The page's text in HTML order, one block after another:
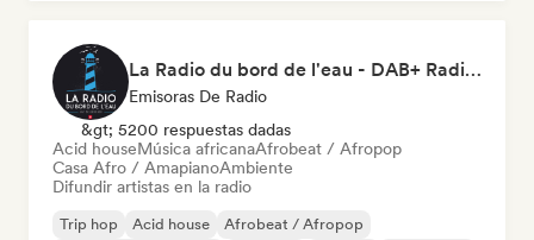
La Radio du bord de l'eau - DAB+ Radio Station (Switzerland)
Emisoras De Radio
&gt; 5200 respuestas dadas
Acid houseMúsica africanaAfrobeat / Afropop
Casa Afro / AmapianoAmbiente
Difundir artistas en la radio
Trip hop Acid house
Afrobeat / Afropop